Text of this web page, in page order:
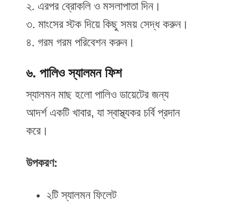
২. এরপর ব্রোকলি ও মসলাপাতা দিন।
৩. মাংসের স্টক দিয়ে কিছু সময় সেদ্ধ করুন।
৪. গরম গরম পরিবেশন করুন।
৬. পালিও স্যালমন ফিশ
স্যালমন মাছ হলো পালিও ডায়েটের জন্য
আদর্শ একটি খাবার, যা স্বাস্থ্যকর চর্বি প্রদান
করে।
উপকরণ:
২টি স্যালমন ফিলেট